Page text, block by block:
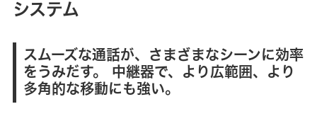
システム
スムーズな通話が、さまざまなシーンに効率
をうみだす。 中継器で、より広範囲、より
多角的な移動にも強い。